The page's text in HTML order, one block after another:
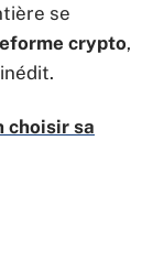
se
crypto,
choisir sa